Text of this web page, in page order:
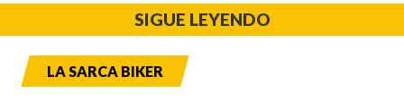
SIGUE LEYENDO
LA SARCA BIKER